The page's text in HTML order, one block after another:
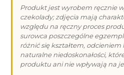
Dzień
Babci
Dziadka
Produkt jest wyrobem ręcznie
czekolady; zdjęcia mają
względu na ręczny proces
surowca poszczególne
różnić się kształtem,
naturalne niedoskonałości,
produktu ani nie wpływają na